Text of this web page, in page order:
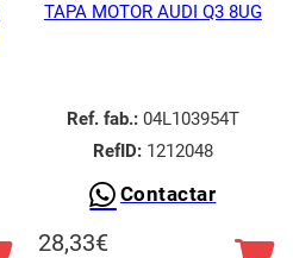
TAPA MOTOR AUDI Q3 8UG
Ref. fab.:04L103954T
RefID:1212048
Contactar
28,33€